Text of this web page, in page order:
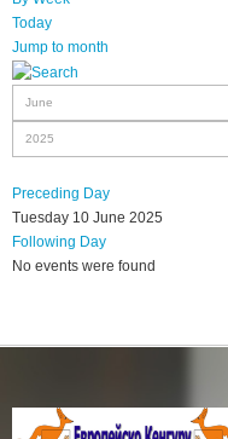
Today
Jump to month
Preceding Day
Tuesday 10 June 2025
Following Day
No events were found